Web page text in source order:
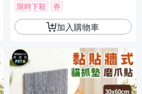
限時下殺 券
加入購物車